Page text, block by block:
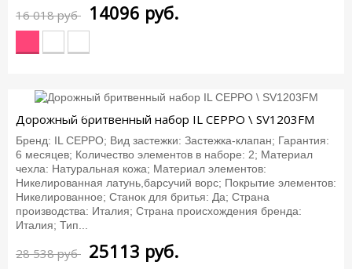
16 018 руб 14096 руб.
Дорожный бритвенный набор IL CEPPO \ SV1203FM
Бренд: IL CEPPO; Вид застежки: Застежка-клапан; Гарантия:
6 месяцев; Количество элементов в наборе: 2; Материал
чехла: Натуральная кожа; Материал элементов:
Никелированная латунь,барсучий ворс; Покрытие элементов:
Никелированное; Станок для бритья: Да; Страна
производства: Италия; Страна происхождения бренда:
Италия; Тип...
28 538 руб
-12%
25113 руб.